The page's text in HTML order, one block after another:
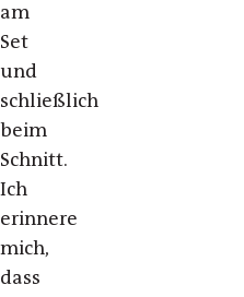
am
Set
und
schließlich
beim
Schnitt.
Ich
erinnere
mich,
dass